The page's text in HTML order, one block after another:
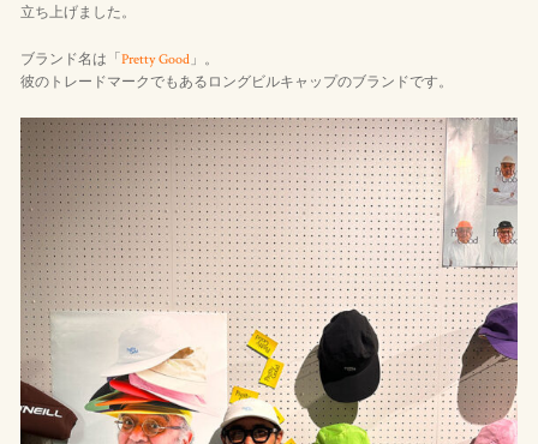
立ち上げました。
ブランド名は「 Pretty Good」。
彼のトレードマークでもあるロングビルキャップのブランドです。